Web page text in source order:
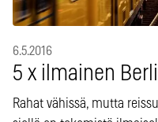
6.5.2016
5 x ilmainen
Rahat vähissä, mutta